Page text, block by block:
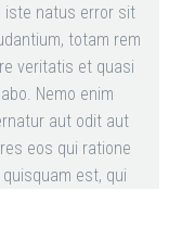
iste natus error sit
totam rem
veritatis et quasi
Nemo enim
aut odit aut
eos qui ratione
est, qui